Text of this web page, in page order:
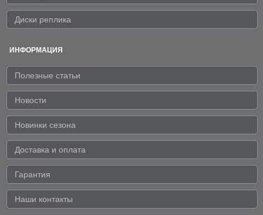
Диски реплика
ИНФОРМАЦИЯ
Полезные статьи
Новости
Новинки сезона
Доставка и оплата
Гарантия
Наши контакты